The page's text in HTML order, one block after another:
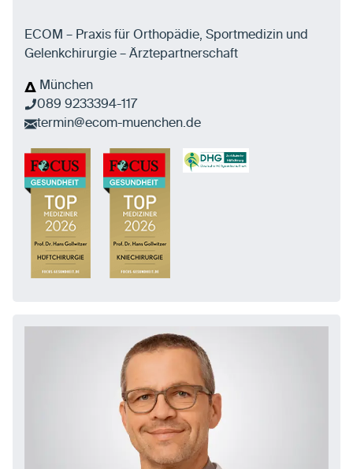
ECOM – Praxis für Orthopädie, Sportmedizin und
Gelenkchirurgie – Ärztepartnerschaft
München
089 9233394-117
termin@ecom-muenchen.de